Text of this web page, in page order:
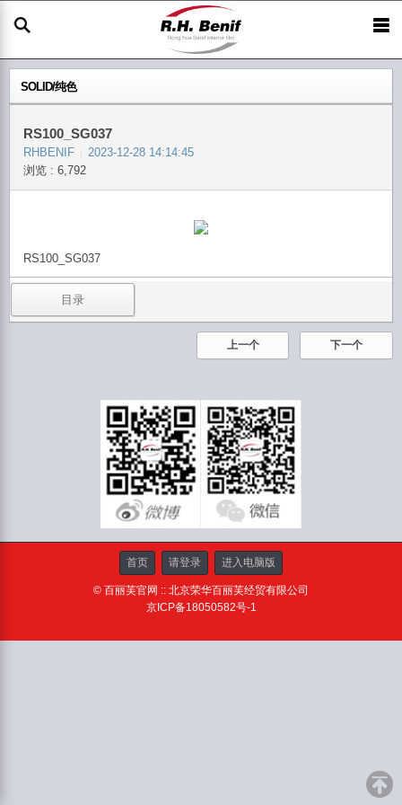
SOLID/纯色
RS100_SG037
RHBENIF
2023-12-28 14:14:45
浏览 : 6,792
RS100_SG037
目录
上一个 下一个
首页 请登录 进入电脑版
© 百丽芙官网 :: 北京荣华百丽芙经贸有限公司
京ICP备18050582号-1